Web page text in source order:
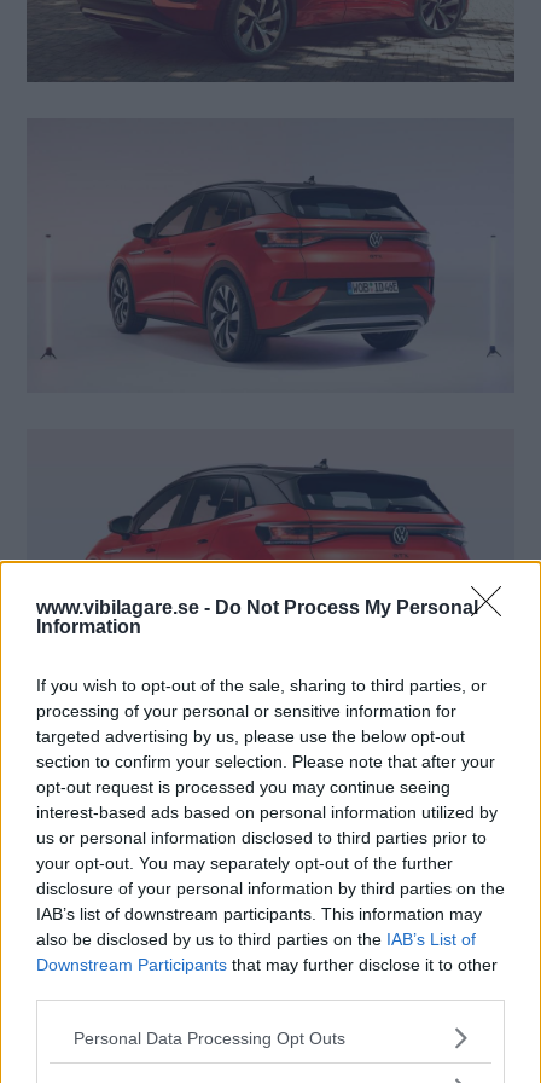
www.vibilagare.se - Do Not Process My Personal
Information
If you wish to opt-out of the sale, sharing to third parties, or
processing of your personal or sensitive information for
targeted advertising by us, please use the below opt-out
section to confirm your selection. Please note that after your
opt-out request is processed you may continue seeing
interest-based ads based on personal information utilized by
us or personal information disclosed to third parties prior to
your opt-out. You may separately opt-out of the further
disclosure of your personal information by third parties on the
IAB’s list of downstream participants. This information may
also be disclosed by us to third parties on the IAB’s List of
Downstream Participants that may further disclose it to other
Please note that this website/app uses one or more Google
Personal Data Processing Opt Outs